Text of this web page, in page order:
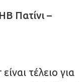
Πατίνι –
τέλειο για